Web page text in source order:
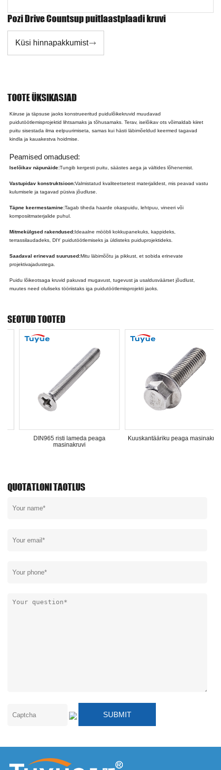
Pozi Drive Countsup puitlaastplaadi kruvi
Küsi hinnapakkumist
TOOTE ÜKSIKASJAD
Kiiruse ja täpsuse jaoks konstrueeritud puidulõikekruvid muudavad
puidutöötlemisprojektid lihtsamaks ja tõhusamaks. Terav, iselõikav ots võimaldab kiiret
puitu sisestada ilma eelpuurimiseta, samas kui hästi läbimõeldud keermed tagavad
kindla ja kauakestva hoidmise.
Peamised omadused:
Iselõikav näpunäide:Tungib kergesti puitu, säästes aega ja vältides lõhenemist.
Vastupidav konstruktsioon:Valmistatud kvaliteetsetest materjalidest, mis peavad vastu
kulumisele ja tagavad püsiva jõudluse.
Täpne keermestamine:Tagab tiheda haarde okaspuidu, lehtpuu, vineeri või
komposiitmaterjalide puhul.
Mitmekülgsed rakendused:Ideaalne mööbli kokkupanekuks, kappideks,
terrassilaudadeks, DIY puidutöötlemiseks ja üldisteks puiduprojektideks.
Saadaval erinevad suurused:Mitu läbimõõtu ja pikkust, et sobida erinevate
projektivajadustega.
Puidu lõikeotsaga kruvid pakuvad mugavust, tugevust ja usaldusväärset jõudlust,
muutes need oluliseks tööriistaks iga puidutöötlemisprojekti jaoks.
SEOTUD TOOTED
lameda peaga
Kuuskantääriku peaga masinakruvi
QUOTATLONI TAOTLUS